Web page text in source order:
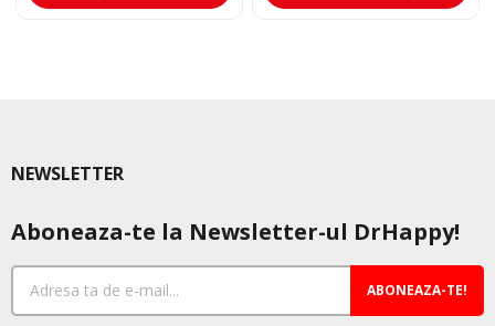
772,00 lei. 660,00 lei.
NEWSLETTER
Aboneaza-te la Newsletter-ul DrHappy!
ABONEAZA-TE!